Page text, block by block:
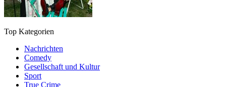
Top Kategorien
Nachrichten
Comedy
Gesellschaft und Kultur
Sport
True Crime